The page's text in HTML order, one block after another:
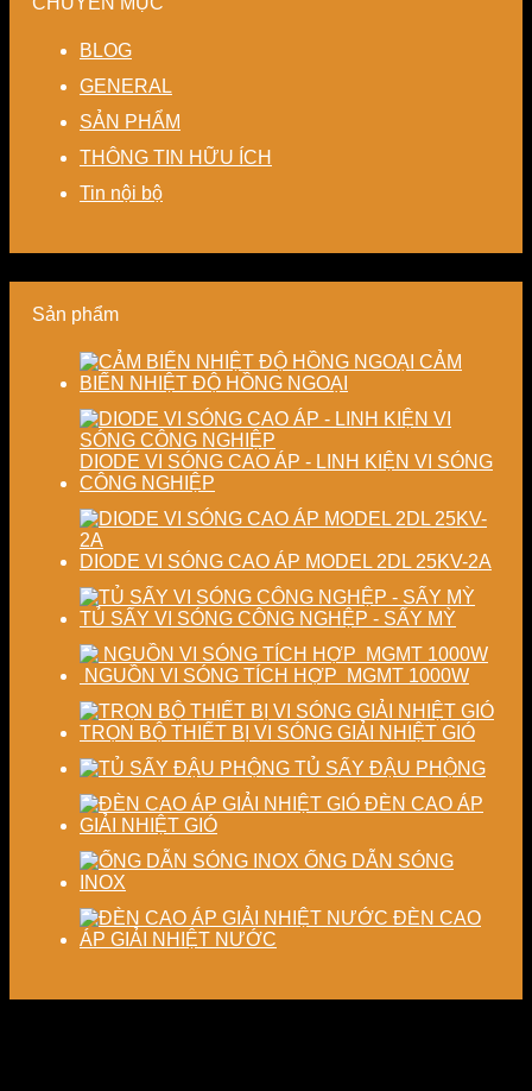
cho
nhà
máy
nâng
thành
chi
phí
sản
năng
chất
lượng
phẩm
kín
thất
thoát
nhiệt
–
Giải
pháp
tiết
kiệm
lượng
định
lượng
sấy
nghiệp
BLOG
GENERAL
SẢN PHẨM
THÔNG TIN HỮU ÍCH
Tin nội bộ
Sản phẩm
CẢM
BIẾN NHIỆT ĐỘ HỒNG NGOẠI
DIODE VI SÓNG CAO ÁP - LINH KIỆN VI SÓNG
CÔNG NGHIỆP
DIODE VI SÓNG CAO ÁP MODEL 2DL 25KV-2A
TỦ SẤY VI SÓNG CÔNG NGHỆP - SẤY MỲ
NGUỒN VI SÓNG TÍCH HỢP MGMT 1000W
TRỌN BỘ THIẾT BỊ VI SÓNG GIẢI NHIỆT GIÓ
TỦ SẤY ĐẬU PHỘNG
ĐÈN CAO ÁP
GIẢI NHIỆT GIÓ
ỐNG DẪN SÓNG
INOX
ĐÈN CAO
ÁP GIẢI NHIỆT NƯỚC